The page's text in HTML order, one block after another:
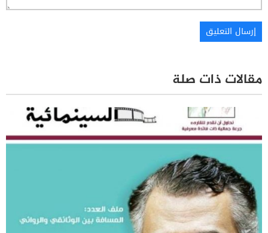
مقالات ذات صلة